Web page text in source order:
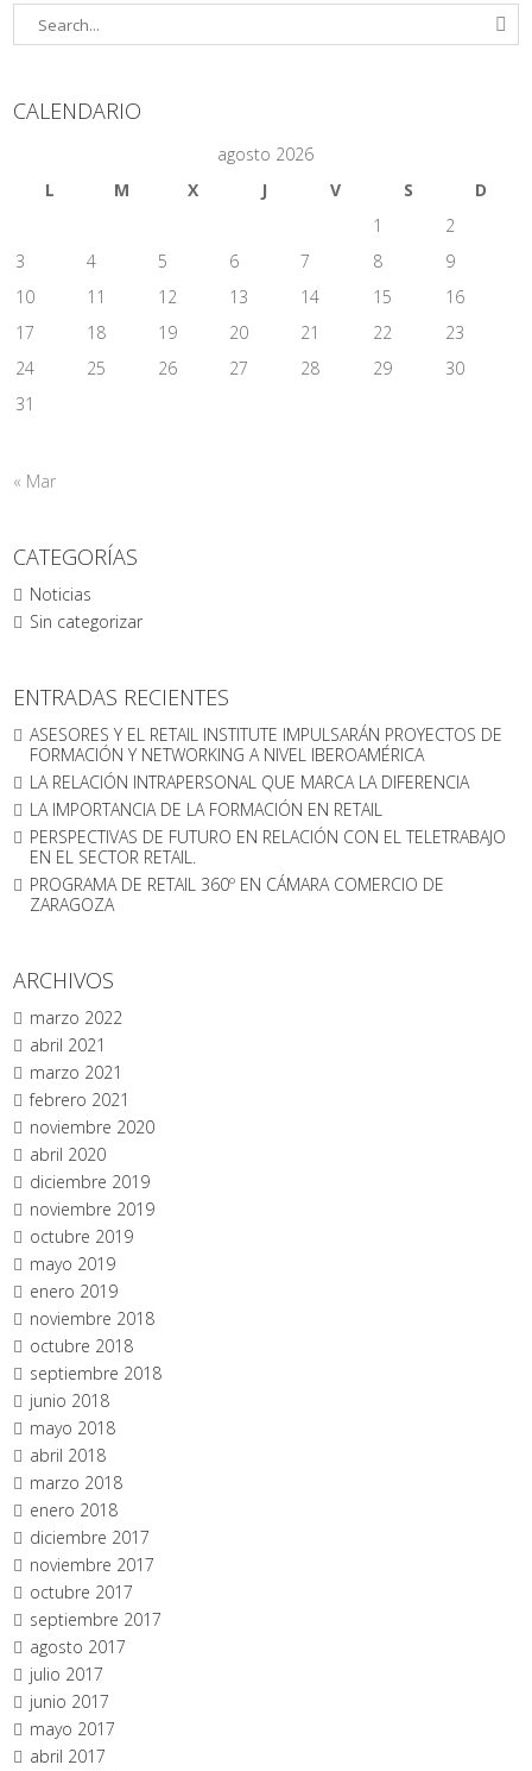
CALENDARIO
agosto 2026
L
M X J V S
D
1
2
3
4 5 6 7 8
9
10
11 12 13 14 15
16
17
18 19 20 21 22
23
24
25 26 27 28 29
30
31
« Mar
CATEGORÍAS
Noticias
Sin categorizar
ENTRADAS RECIENTES
ASESORES Y EL RETAIL INSTITUTE IMPULSARÁN PROYECTOS DE
FORMACIÓN Y NETWORKING A NIVEL IBEROAMÉRICA
LA RELACIÓN INTRAPERSONAL QUE MARCA LA DIFERENCIA
LA IMPORTANCIA DE LA FORMACIÓN EN RETAIL
PERSPECTIVAS DE FUTURO EN RELACIÓN CON EL TELETRABAJO
EN EL SECTOR RETAIL.
PROGRAMA DE RETAIL 360º EN CÁMARA COMERCIO DE
ZARAGOZA
ARCHIVOS
marzo 2022
abril 2021
marzo 2021
febrero 2021
noviembre 2020
abril 2020
diciembre 2019
noviembre 2019
octubre 2019
mayo 2019
enero 2019
noviembre 2018
octubre 2018
septiembre 2018
junio 2018
mayo 2018
abril 2018
marzo 2018
enero 2018
diciembre 2017
noviembre 2017
octubre 2017
septiembre 2017
agosto 2017
julio 2017
junio 2017
mayo 2017
abril 2017